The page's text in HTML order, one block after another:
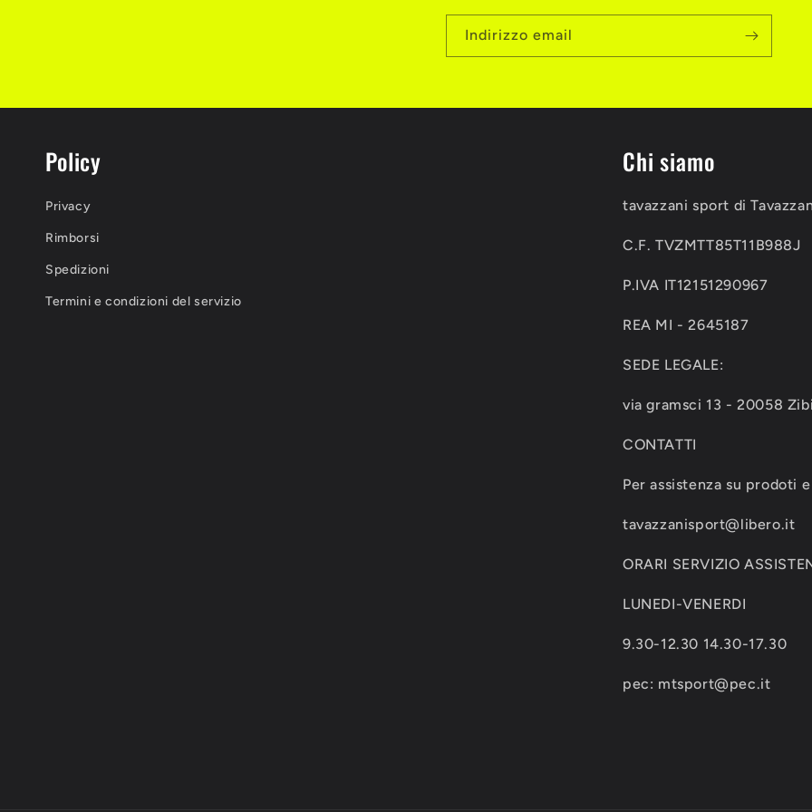
Indirizzo email
Policy
Privacy
Rimborsi
Spedizioni
Termini e condizioni del servizio
Chi siamo
tavazzani sport di
C.F. TVZMTT85T11B988J
P.IVA IT12151290967
REA MI - 2645187
SEDE LEGALE:
via gramsci 13 - 20058
CONTATTI
Per assistenza su prodoti
tavazzanisport@libero.it
ORARI SERVIZIO
LUNEDI-VENERDI
9.30-12.30 14.30-17.30
pec: mtsport@pec.it